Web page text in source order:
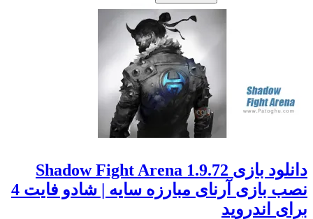
دانلود بازی 1.9.72 Shadow Fight Arena
نصب بازی آرنای مبارزه سایه | شادو فایت 4
برای اندروید